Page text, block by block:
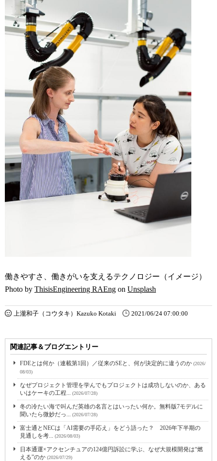
働きやすさ、働きがいを支えるテクノロジー（イメージ）
Photo by ThisisEngineering RAEng on Unsplash
上瀧和子（コウタキ）Kazuko Kotaki 2021/06/24 07:00:00
関連記事＆ブログエントリー
FDEとは何か（連載第1回）／従来のSEと、何が決定的に違うのか (2026/
08/03)
なぜプロジェクト管理を学んでもプロジェクトは成功しないのか、ある
いはケーキの工程...
(2026/07/28)
冬の冷たい海で叫んだ英雄の名言とはいったい何か。無料版7モデルに
聞いたら微妙だっ...
(2026/07/28)
富士通とNECは「AI需要の手応え」をどう語った？ 2026年下半期の
見通しを考...
(2026/08/03)
日本通運×アクセンチュアの124億円訴訟に学ぶ、なぜ大規模開発は“燃
える”のか (2026/07/29)